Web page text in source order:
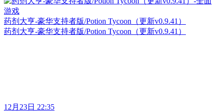
药剂大亨-豪华支持者版/Potion Tycoon（更新v0.9.41）
药剂大亨-豪华支持者版/Potion Tycoon（更新v0.9.41）
12月23日 22:35